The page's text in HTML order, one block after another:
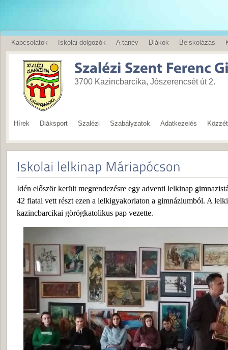
Kapcsolatok Iskolai dolgozók A tanév Diákok Beiskolázás
English
3700 Kazincbarcika, Jószerencsét út 2.
Hírek Diáksport Szalézi Szabályzatok Adatkezelés
Idén először került megrendezésre egy adventi lelkinap
42 fiatal vett részt ezen a lelkigyakorlaton a gimnáziumból. A
kazincbarcikai görögkatolikus pap vezette.